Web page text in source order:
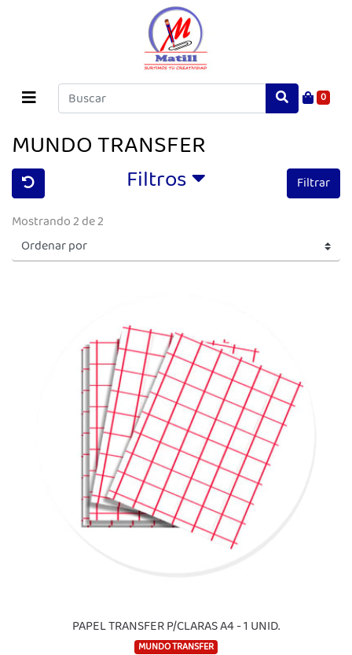
0
MUNDO TRANSFER
Filtros
Filtrar
Mostrando 2 de 2
PAPEL TRANSFER P/CLARAS A4 - 1 UNID.
MUNDO TRANSFER